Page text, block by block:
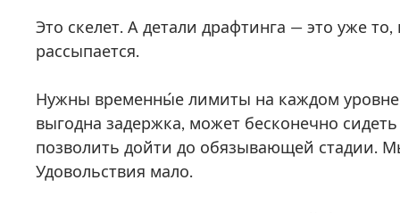
Это скелет. А детали драфтинга — это уже
рассыпается.
Нужны временны́е лимиты на каждом
выгодна задержка, может бесконечно
позволить дойти до обязывающей стадии.
Удовольствия мало.